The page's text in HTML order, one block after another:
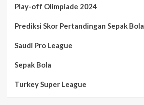
Play-off Olimpiade 2024
Prediksi Skor Pertandingan Sepak Bola
Saudi Pro League
Sepak Bola
Turkey Super League